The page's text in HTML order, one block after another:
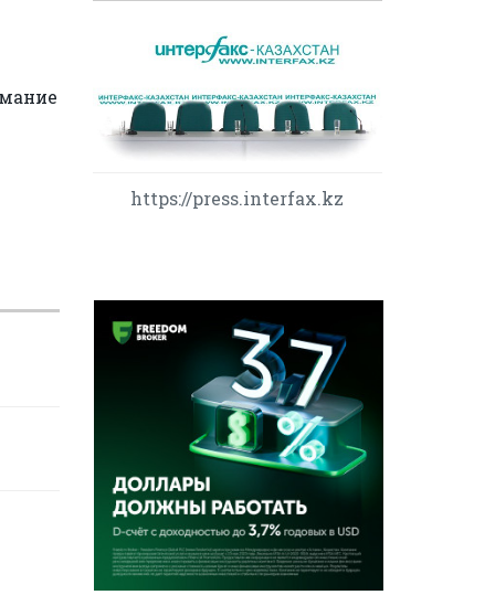
https://press.interfax.kz